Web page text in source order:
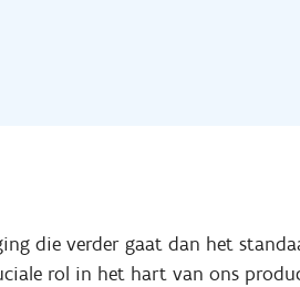
die verder gaat dan het
rol in het hart van ons